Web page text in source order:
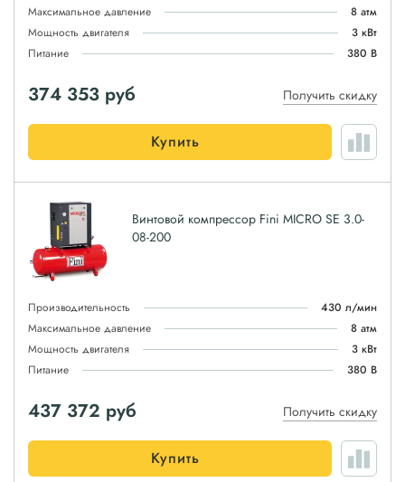
Максимальное давление
8 атм
Мощность двигателя
3 кВт
Питание
380 В
374 353 руб Получить скидку
Купить
Винтовой компрессор Fini MICRO SE 3.0-
08-200
Производительность
430 л/мин
Максимальное давление
8 атм
Мощность двигателя
3 кВт
Питание
380 В
437 372 руб Получить скидку
Купить